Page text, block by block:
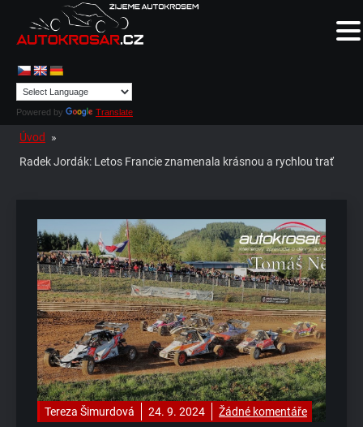
Powered by Translate
Úvod
»
Radek Jordák: Letos Francie znamenala krásnou a rychlou trať
Tereza Šimurdová 24. 9. 2024 Žádné komentáře